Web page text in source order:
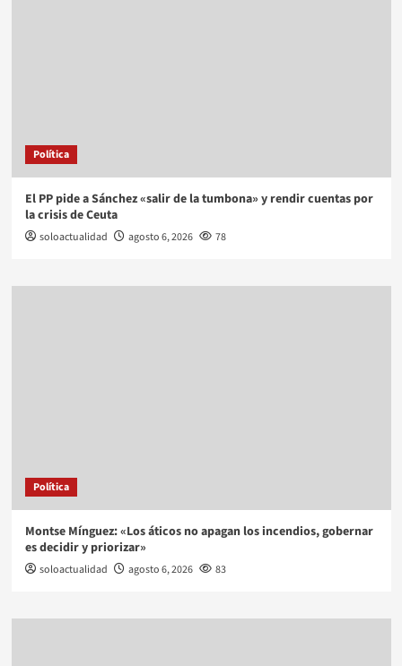
Política
El PP pide a Sánchez «salir de la tumbona» y rendir cuentas por
la crisis de Ceuta
soloactualidad agosto 6, 2026 78
Política
Montse Mínguez: «Los áticos no apagan los incendios, gobernar
es decidir y priorizar»
soloactualidad agosto 6, 2026 83